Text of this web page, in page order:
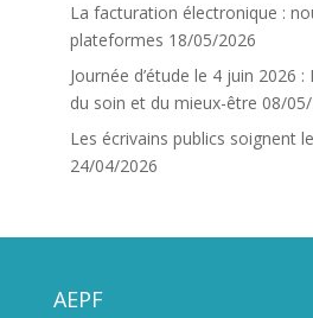
La facturation électronique :
plateformes 18/05/2026
Journée d’étude le 4 juin 2026 :
du soin et du mieux-être 08/
Les écrivains publics soignent
24/04/2026
AEPF